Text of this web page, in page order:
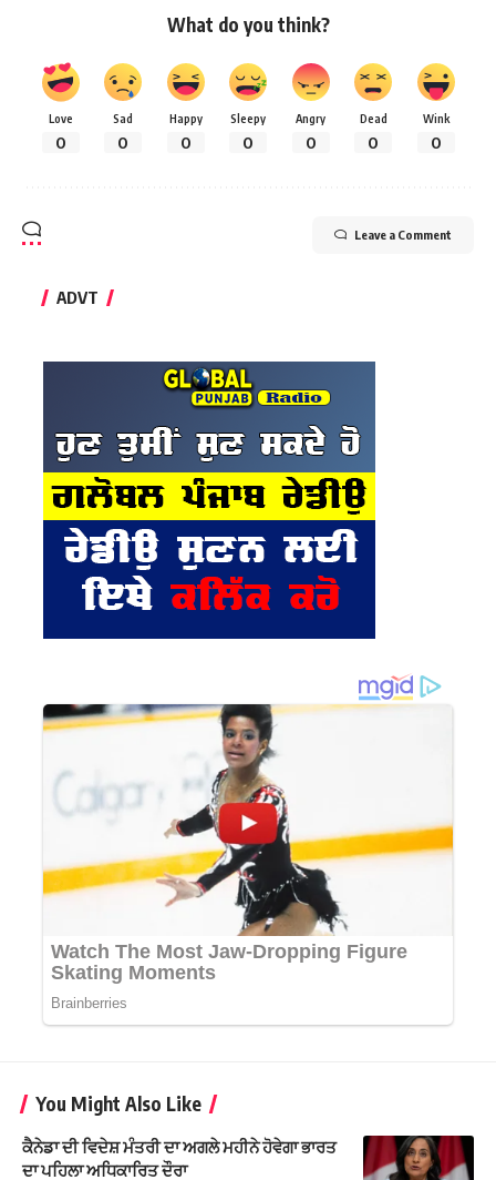
What do you think?
Love
0
Sad
0
Happy
0
Sleepy
0
Angry
0
Dead
0
Wink
0
Leave a Comment
ADVT
You Might Also Like
ਕੈਨੇਡਾ ਦੀ ਵਿਦੇਸ਼ ਮੰਤਰੀ ਦਾ ਅਗਲੇ ਮਹੀਨੇ ਹੋਵੇਗਾ ਭਾਰਤ
ਦਾ ਪਹਿਲਾ ਅਧਿਕਾਰਿਤ ਦੌਰਾ